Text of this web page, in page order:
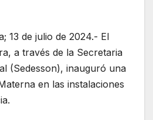
13 de julio de 2024.- El
a través de la Secretaria
(Sedesson), inauguró una
en las instalaciones